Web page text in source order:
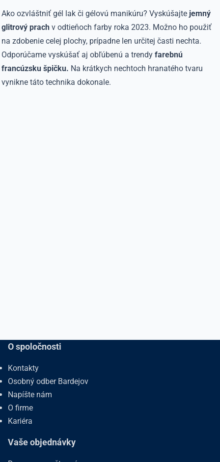
Ako ozvláštniť gél lak či gélovú manikúru? Vyskúšajte jemný
glitrový prach v odtieňoch farby roka 2023. Možno ho použiť
na zdobenie celej plochy, prípadne len určitej časti nechta.
Odporúčame vyskúšať aj obľúbenú a trendyfarebnú
francúzsku špičku. Na krátkych nechtoch hranatého tvaru
vynikne táto technika dokonale.
O spoločnosti
Kontakty
Osobný odber Bardejov
Napíšte nám
O firme
Kariéra
Vaše objednávky